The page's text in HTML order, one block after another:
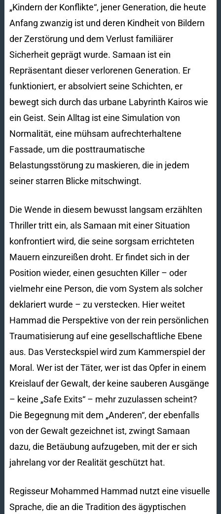
„Kindern der Konflikte“, jener Generation, die heute
Anfang zwanzig ist und deren Kindheit von Bildern
der Zerstörung und dem Verlust familiärer
Sicherheit geprägt wurde. Samaan ist ein
Repräsentant dieser verlorenen Generation. Er
funktioniert, er absolviert seine Schichten, er
bewegt sich durch das urbane Labyrinth Kairos wie
ein Geist. Sein Alltag ist eine Simulation von
Normalität, eine mühsam aufrechterhaltene
Fassade, um die posttraumatische
Belastungsstörung zu maskieren, die in jedem
seiner starren Blicke mitschwingt.
Die Wende in diesem bewusst langsam erzählten
Thriller tritt ein, als Samaan mit einer Situation
konfrontiert wird, die seine sorgsam errichteten
Mauern einzureißen droht. Er findet sich in der
Position wieder, einen gesuchten Killer – oder
vielmehr eine Person, die vom System als solcher
deklariert wurde – zu verstecken. Hier weitet
Hammad die Perspektive von der rein persönlichen
Traumatisierung auf eine gesellschaftliche Ebene
aus. Das Versteckspiel wird zum Kammerspiel der
Moral. Wer ist der Täter, wer ist das Opfer in einem
Kreislauf der Gewalt, der keine sauberen Ausgänge
– keine „Safe Exits“ – mehr zuzulassen scheint?
Die Begegnung mit dem „Anderen“, der ebenfalls
von der Gewalt gezeichnet ist, zwingt Samaan
dazu, die Betäubung aufzugeben, mit der er sich
jahrelang vor der Realität geschützt hat.
Regisseur Mohammed Hammad nutzt eine visuelle
Sprache, die an die Tradition des ägyptischen